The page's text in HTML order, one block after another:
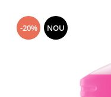
Detergenti Curatenie Casa
Sano Detergent Pardoseli
Produse Pentru Bucatarie
-20% NOU